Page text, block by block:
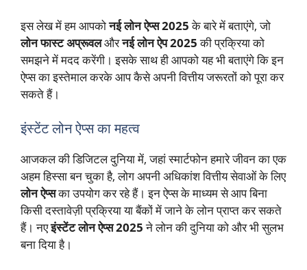
इस लेख में हम आपकोनई लोन ऐप्स 2025के बारे में बताएंगे, जो
लोन फास्ट अप्रूवलऔरनई लोन ऐप 2025की प्रक्रिया को
समझने में मदद करेंगी। इसके साथ ही आपको यह भी बताएंगे कि इन
ऐप्स का इस्तेमाल करके आप कैसे अपनी वित्तीय जरूरतों को पूरा कर
सकते हैं।
इंस्टेंट लोन ऐप्स का महत्व
आजकल की डिजिटल दुनिया में, जहां स्मार्टफोन हमारे जीवन का एक
अहम हिस्सा बन चुका है, लोग अपनी अधिकांश वित्तीय सेवाओं के लिए
लोन ऐप्सका उपयोग कर रहे हैं। इन ऐप्स के माध्यम से आप बिना
किसी दस्तावेज़ी प्रक्रिया या बैंकों में जाने के लोन प्राप्त कर सकते
हैं। नएइंस्टेंट लोन ऐप्स 2025ने लोन की दुनिया को और भी सुलभ
बना दिया है।